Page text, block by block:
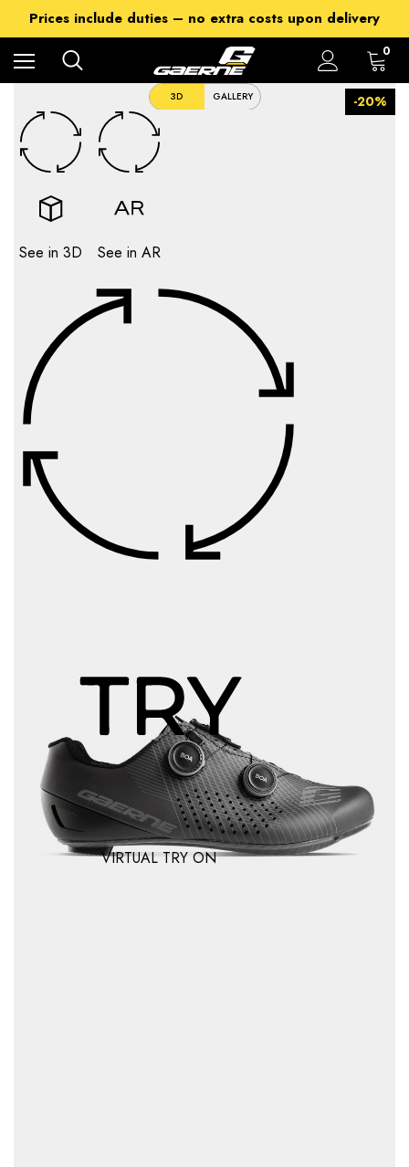
Prices include duties – no extra costs upon delivery
Get 15% off on Cycling Collection - using code XSUMMER2026
0
-20%
3D GALLERY
See in 3D See in AR
VIRTUAL TRY ON